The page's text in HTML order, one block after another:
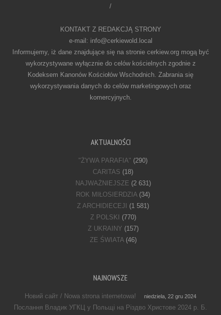
/
KONTAKT Z REDAKCJĄ STRONY
e-mail: info@cerkiewold.local
Informujemy, iż dane znajdujące się na stronie cerkiew.org mogą być
wykorzystywane wyłącznie do celów kościelnych zgodnie z
Kodeksem Kanonów Kościołów Wschodnich. Zabrania się
wykorzystywania danych do celów marketingowych oraz
komercyjnych.
AKTUALNOŚCI
"ŻYWA PARAFIA" (290)
CARITAS (18)
NAJWAŻNIEJSZE (2 631)
ROK MIŁOSIERDZIA(34)
Z ARCHIDIECEJI
(1 581)
Z POLSKI
(770)
Z UKRAINY (157)
ZE ŚWIATA(46)
NAJNOWSZE
Новий сайт / Nowa strona internetowa! niedziela, 22 gru 2024
Послання Владик УГКЦ у Польщі на Різдво Христове 2024 р. Б.